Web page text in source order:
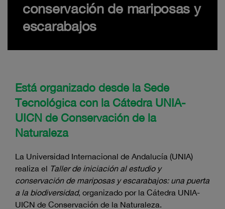
conservación de mariposas y
escarabajos
Está organizado desde la Sede
Tecnológica con la Cátedra UNIA-
UICN de Conservación de la
Naturaleza
La Universidad Internacional de Andalucía (UNIA)
realiza el Taller de iniciación al estudio y
conservación de mariposas y escarabajos: una puerta
a la biodiversidad, organizado por la Cátedra UNIA-
UICN de Conservación de la Naturaleza.